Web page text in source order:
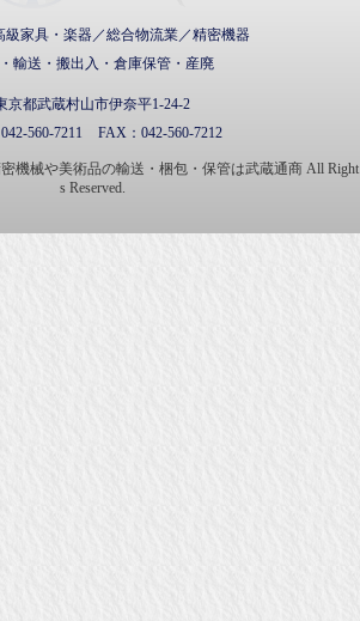
級家具・楽器／総合物流業／精密機器
輸送・搬出入・倉庫保管・産廃
京都武蔵村山市伊奈平1-24-2
042-560-7211 FAX： 042-560-7212
機械や美術品の輸送・梱包・保管は武蔵通商 All Right
s Reserved.